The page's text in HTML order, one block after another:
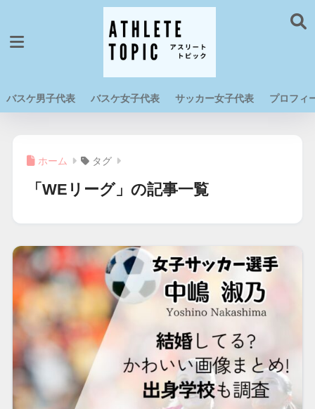
バスケ男子代表 バスケ女子代表 サッカー女子代表 プロフィ
ホーム タグ
「WEリーグ」の記事一覧